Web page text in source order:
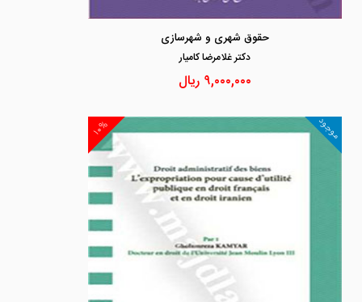
حقوق شهری و شهرسازی
دكتر غلامرضا كاميار
۹,۰۰۰,۰۰۰ ریال
۱۰% موجود